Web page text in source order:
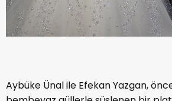
Aybüke Ünal ile Efekan Yazgan,